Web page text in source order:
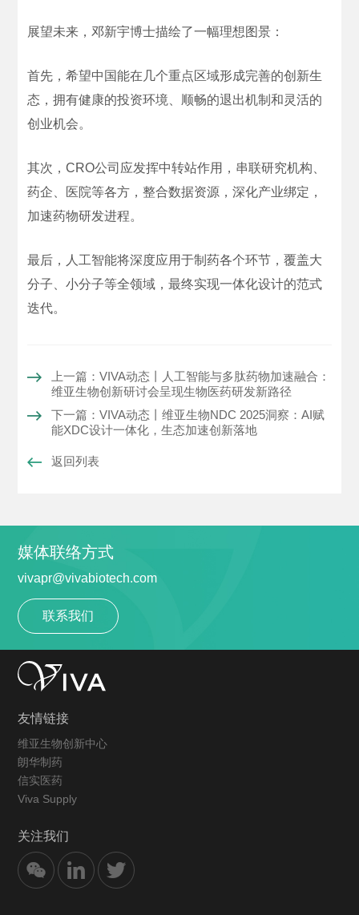
展望未来，邓新宇博士描绘了一幅理想图景：
首先，希望中国能在几个重点区域形成完善的创新生
态，拥有健康的投资环境、顺畅的退出机制和灵活的
创业机会。
其次，CRO公司应发挥中转站作用，串联研究机构、
药企、医院等各方，整合数据资源，深化产业绑定，
加速药物研发进程。
最后，人工智能将深度应用于制药各个环节，覆盖大
分子、小分子等全领域，最终实现一体化设计的范式
迭代。
上一篇：VIVA动态丨人工智能与多肽药物加速融合：
维亚生物创新研讨会呈现生物医药研发新路径
下一篇：VIVA动态丨维亚生物NDC 2025洞察：AI赋
能XDC设计一体化，生态加速创新落地
返回列表
媒体联络方式
vivapr@vivabiotech.com
联系我们
友情链接
维亚生物创新中心
朗华制药
信实医药
Viva Supply
关注我们